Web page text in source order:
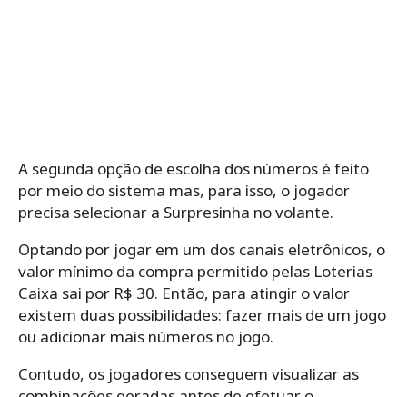
A segunda opção de escolha dos números é feito
por meio do sistema mas, para isso, o jogador
precisa selecionar a Surpresinha no volante.
Optando por jogar em um dos canais eletrônicos, o
valor mínimo da compra permitido pelas Loterias
Caixa sai por R$ 30. Então, para atingir o valor
existem duas possibilidades: fazer mais de um jogo
ou adicionar mais números no jogo.
Contudo, os jogadores conseguem visualizar as